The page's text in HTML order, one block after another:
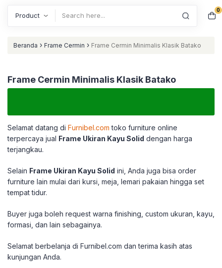
0
Beranda › Frame Cermin › Frame Cermin Minimalis Klasik Batako
Frame Cermin Minimalis Klasik Batako
Selamat datang di Furnibel.com toko furniture online
terpercaya jual Frame Ukiran Kayu Solid dengan harga
terjangkau.
Selain Frame Ukiran Kayu Solid ini, Anda juga bisa order
furniture lain mulai dari kursi, meja, lemari pakaian hingga set
tempat tidur.
Buyer juga boleh request warna finishing, custom ukuran, kayu,
formasi, dan lain sebagainya.
Selamat berbelanja di Furnibel.com dan terima kasih atas
kunjungan Anda.